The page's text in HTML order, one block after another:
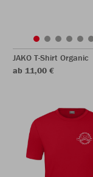
JAKO T-Shirt Organic
ab 11,00 €